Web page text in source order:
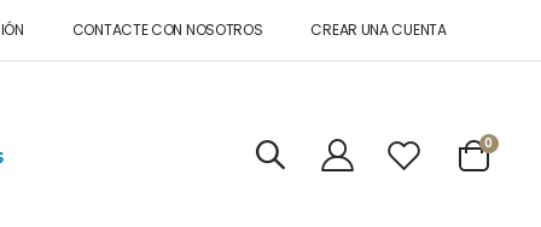
CONTACTE CON NOSOTROS CREAR UNA CUENTA
Cart
0